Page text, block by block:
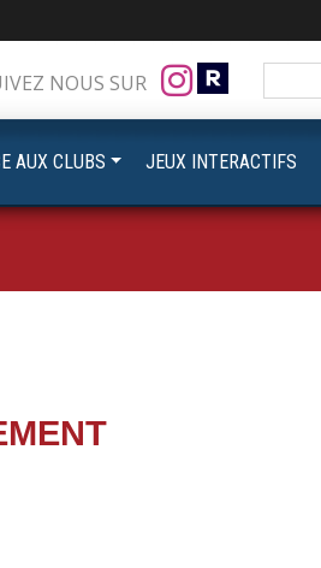
NOUS SUR
AUX CLUBS JEUX INTERACTIFS